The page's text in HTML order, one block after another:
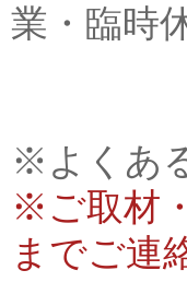
業・臨時
※よくあ
※ご取材
までご連